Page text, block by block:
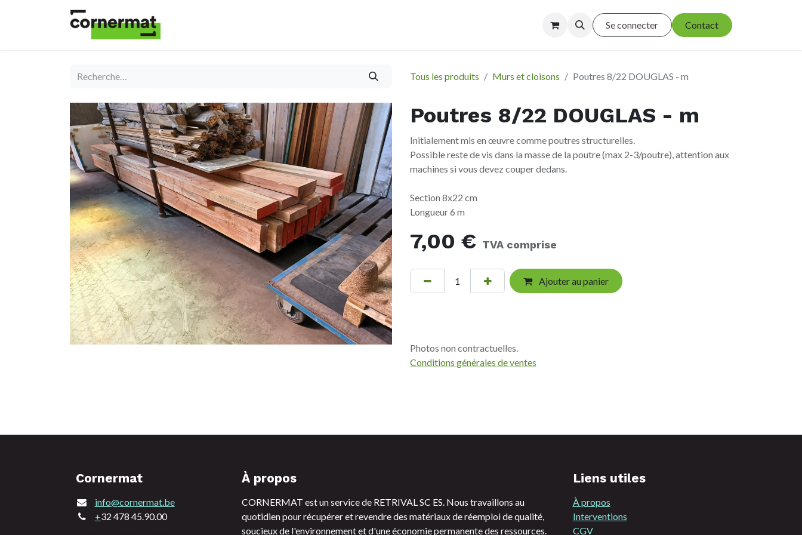
Se connecter Contact
Tous les produits Murs et cloisons Poutres 8/22 DOUGLAS - m
Poutres 8/22 DOUGLAS - m
Initialement mis en œuvre comme poutres structurelles.
Possible reste de vis dans la masse de la poutre (max 2-3/poutre), attention aux
machines si vous devez couper dedans.
Section 8x22 cm
Longueur 6 m
7,00 € TVA comprise
Ajouter au panier
Photos non contractuelles.
Conditions générales de ventes
Cornermat
info@cornermat.be
+32 478 45.90.00
À propos
CORNERMAT est un service de RETRIVAL SC ES. Nous travaillons au
quotidien pour récupérer et revendre des matériaux de réemploi de qualité,
soucieux de l'environnement et d'une économie permanente des ressources.
Liens utiles
À propos
Interventions
CGV